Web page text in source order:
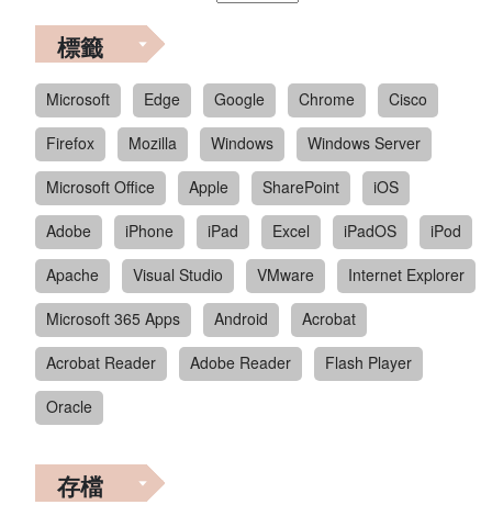
標籤
Microsoft Edge Google Chrome
Cisco
Firefox
Mozilla Windows
Windows Server
Microsoft Office
Apple SharePoint
iOS
Adobe
iPhone iPad Excel iPadOS
iPod
Apache
Visual Studio VMware
Internet Explorer
Microsoft 365 Apps
Android
Acrobat
Acrobat Reader
Adobe Reader
Flash Player
Oracle
存檔